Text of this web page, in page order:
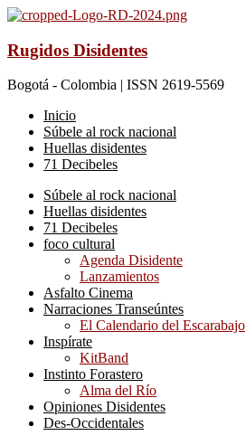
Rugidos Disidentes
Bogotá - Colombia | ISSN 2619-5569
Inicio
Súbele al rock nacional
Huellas disidentes
71 Decibeles
Súbele al rock nacional
Huellas disidentes
71 Decibeles
foco cultural
Agenda Disidente
Lanzamientos
Asfalto Cinema
Narraciones Transeúntes
El Calendario del Escarabajo
Inspírate
KitBand
Instinto Forastero
Alma del Río
Opiniones Disidentes
Des-Occidentales